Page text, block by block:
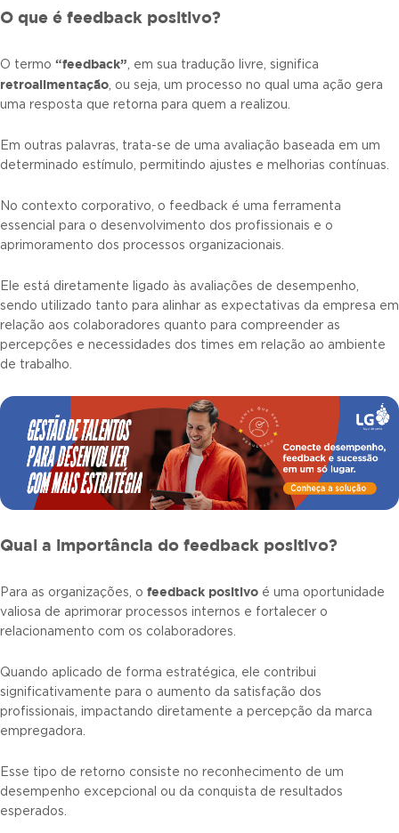
O que é feedback positivo?
O termo “feedback” , em sua tradução livre, significa
retroalimentação , ou seja, um processo no qual uma ação gera
uma resposta que retorna para quem a realizou.
Em outras palavras, trata-se de uma avaliação baseada em um
determinado estímulo, permitindo ajustes e melhorias contínuas.
No contexto corporativo, o feedback é uma ferramenta
essencial para o desenvolvimento dos profissionais e o
aprimoramento dos processos organizacionais.
Ele está diretamente ligado às avaliações de desempenho,
sendo utilizado tanto para alinhar as expectativas da empresa em
relação aos colaboradores quanto para compreender as
percepções e necessidades dos times em relação ao ambiente
de trabalho.
Qual a importância do feedback positivo?
Para as organizações, o feedback positivo é uma oportunidade
valiosa de aprimorar processos internos e fortalecer o
relacionamento com os colaboradores.
Quando aplicado de forma estratégica, ele contribui
significativamente para o aumento da satisfação dos
profissionais, impactando diretamente a percepção da marca
empregadora.
Esse tipo de retorno consiste no reconhecimento de um
desempenho excepcional ou da conquista de resultados
esperados.